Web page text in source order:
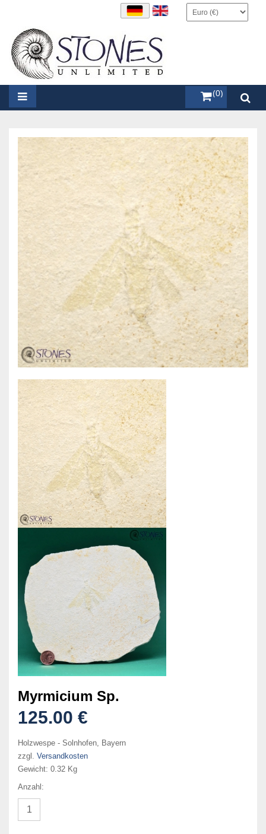
items (0)
Myrmicium Sp.
125.00 €
Holzwespe - Solnhofen, Bayern
zzgl. Versandkosten
Gewicht: 0.32 Kg
Anzahl: